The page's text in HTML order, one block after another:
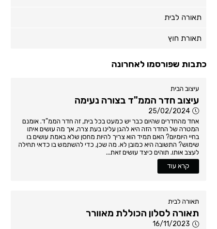
תאורה לבית
תאורת חוץ
כתבות שפורסמו לאחרונה
עיצוב הבית
עיצוב חדר הממ"ד בצורה נעימה
25/02/2024
אחד מהחדרים שהיום כבר יש כמעט בכל בית, זה חדר הממ"ד. אומנם
המטרה של החדר הזה היא להגן עלינו בעת צרה, אך מה עושים איתו
בחיי היומיום? האם תמיד הוא צריך להיות מחסן שלא באמת עושים בו
שימוש? התשובה היא כמובן לא. מה שכן, כדי להשתמש בו כדאי תחילה
לעצב אותו. תוהים כיצד עושים זאת...
קרא עוד
תאורה לבית
תאורה לסלון הכוללת מאוורר
16/11/2023